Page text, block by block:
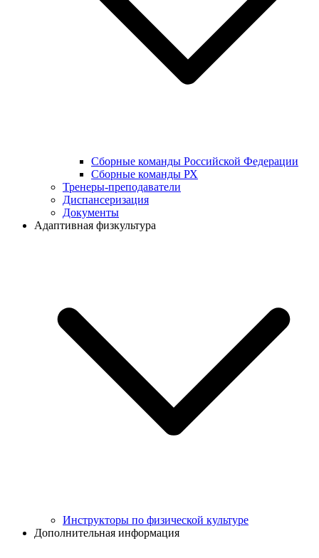
Сборные команды Российской Федерации
Сборные команды РХ
Тренеры-преподаватели
Диспансеризация
Документы
Адаптивная физкультура
Инструкторы по физической культуре
Дополнительная информация